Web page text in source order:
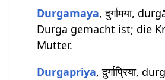
Durgamaya, दुर्गामया,
Durga gemacht ist; die
Mutter.
Durgapriya, दुर्गाप्रिया,